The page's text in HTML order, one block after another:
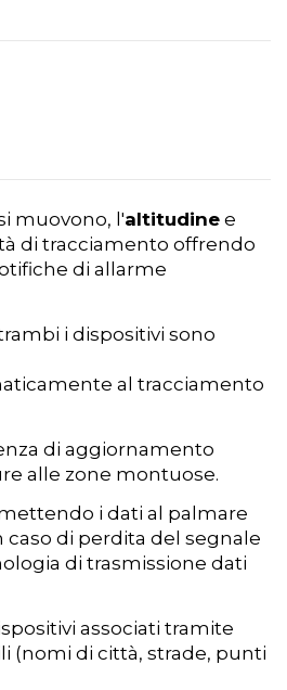
muovono, l'altitudine e
di tracciamento offrendo
di allarme
i dispositivi sono
al tracciamento
di aggiornamento
alle zone montuose.
i dati al palmare
caso di perdita del segnale
di trasmissione dati
associati tramite
(nomi di città, strade, punti